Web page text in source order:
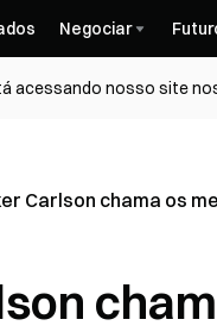
Negociar
acessando nosso site
Carlson chama os